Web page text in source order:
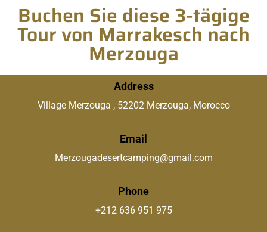
Buchen Sie diese 3-tägige
Tour von Marrakesch nach
Merzouga
Address
Village Merzouga , 52202 Merzouga, Morocco
Email
Merzougadesertcamping@gmail.com
Phone
+212 636 951 975